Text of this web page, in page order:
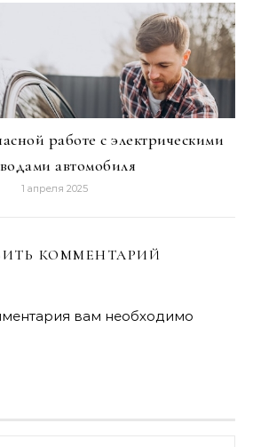
работе с электрическими
автомобиля
1 апреля 2025
КОММЕНТАРИЙ
вам необходимо